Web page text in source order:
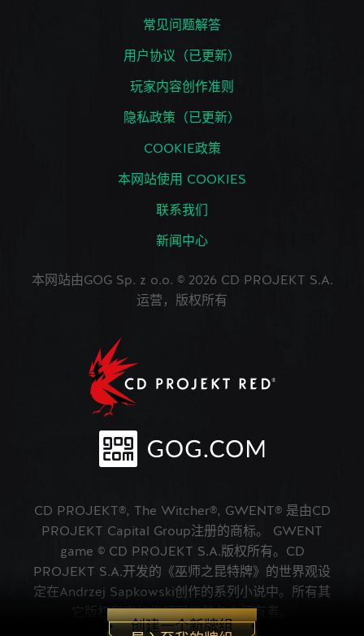
创建一个新牌组
常见问题解答
用户协议（已更新）
玩家内容创作准则
隐私政策（已更新）
COOKIE政策
本网站使用 COOKIES
联系我们
新闻中心
本网站由GOG Sp. z o.o. © 2026 CD PROJEKT S.A.
运营，版权所有
CD PROJEKT®, The Witcher®, GWENT® 是由CD
PROJEKT Capital Group注册的商标。 GWENT
game © CD PROJEKT S.A.版权所有。CD
PROJEKT S.A.开发的《巫师之昆特牌》的世界观设
定在Andrzej Sapkowski创作的系列小说中。所有其
它版权和商标权都属于其各自拥有者。